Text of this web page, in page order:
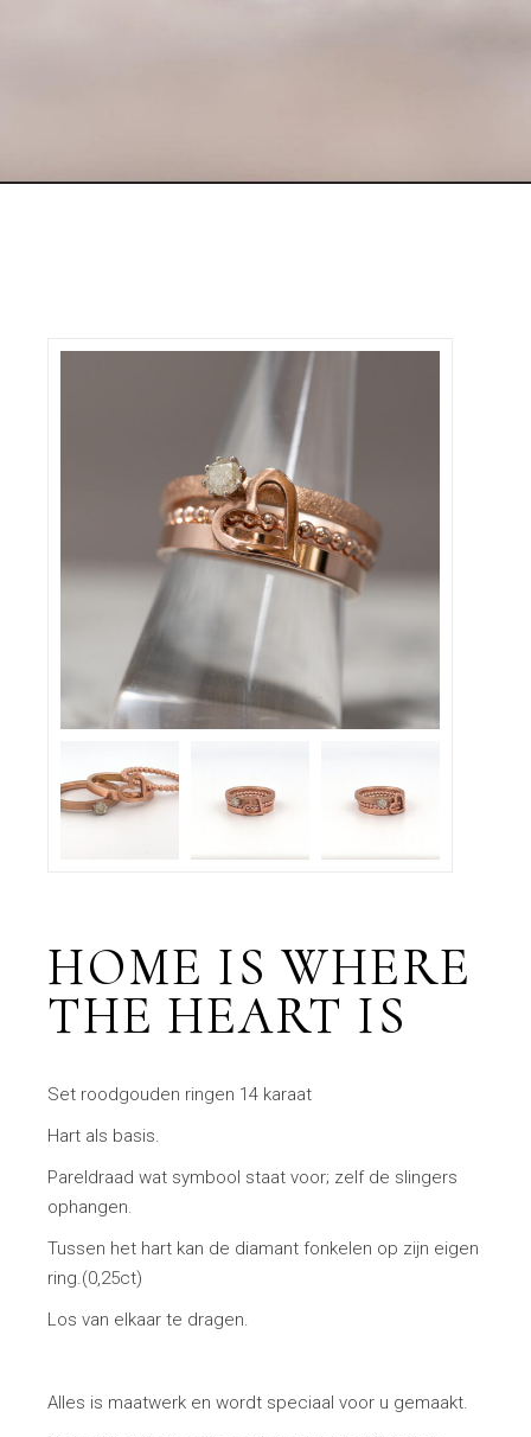
HOME IS WHERE
THE HEART IS
Set roodgouden ringen 14 karaat
Hart als basis.
Pareldraad wat symbool staat voor; zelf de slingers
ophangen.
Tussen het hart kan de diamant fonkelen op zijn eigen
ring.(0,25ct)
Los van elkaar te dragen.
Alles is maatwerk en wordt speciaal voor u gemaakt.